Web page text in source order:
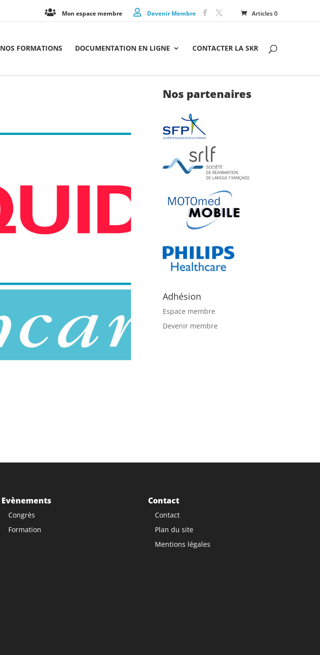
Articles 0
Mon espace membre Devenir Membre
NOS FORMATIONS DOCUMENTATION EN LIGNE CONTACTER LA SKR
Nos partenaires
Adhésion
Espace membre
Devenir membre
Evènements
Congrès
Formation
Contact
Contact
Plan du site
Mentions légales